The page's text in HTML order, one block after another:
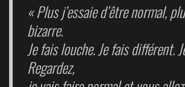
« Plus j’essaie d’être normal,
bizarre.
Je fais louche. Je fais différent.
Regardez,